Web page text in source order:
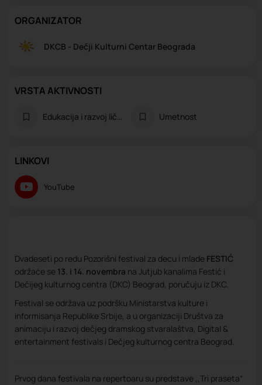
ORGANIZATOR
DKCB - Dečji Kulturni Centar Beograda
VRSTA AKTIVNOSTI
Edukacija i razvoj ličnosti Umetnost
LINKOVI
YouTube
Dvadeseti po redu Pozorišni festival za decu i mlade FESTIĆ
održaće se 13. i 14. novembra na Jutjub kanalima Festić i
Dečijeg kulturnog centra (DKC) Beograd, poručuju iz DKC.
Festival se održava uz podršku Ministarstva kulture i
informisanja Republike Srbije, a u organizaciji Društva za
animaciju i razvoj dečjeg dramskog stvaralaštva, Digital &
entertainment festivals i Dečjeg kulturnog centra Beograd.
Prvog dana festivala na repertoaru su predstave ,,Tri praseta“